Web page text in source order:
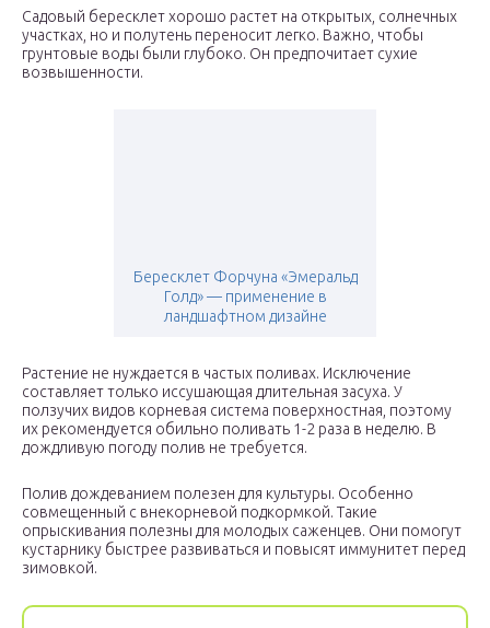
Садовый бересклет хорошо растет на открытых, солнечных
участках, но и полутень переносит легко. Важно, чтобы
грунтовые воды были глубоко. Он предпочитает сухие
возвышенности.
Бересклет Форчуна «Эмеральд
Голд» — применение в
ландшафтном дизайне
Растение не нуждается в частых поливах. Исключение
составляет только иссушающая длительная засуха. У
ползучих видов корневая система поверхностная, поэтому
их рекомендуется обильно поливать 1-2 раза в неделю. В
дождливую погоду полив не требуется.
Полив дождеванием полезен для культуры. Особенно
совмещенный с внекорневой подкормкой. Такие
опрыскивания полезны для молодых саженцев. Они помогут
кустарнику быстрее развиваться и повысят иммунитет перед
зимовкой.